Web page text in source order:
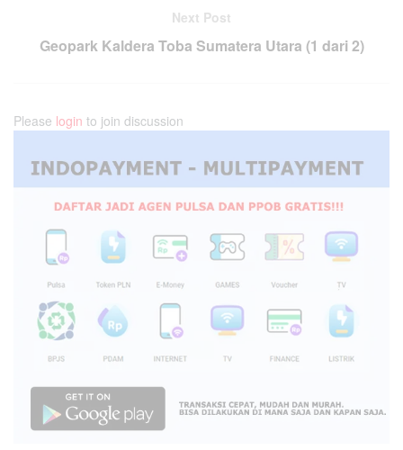
Next Post
Geopark Kaldera Toba Sumatera Utara (1 dari 2)
Please login to join discussion